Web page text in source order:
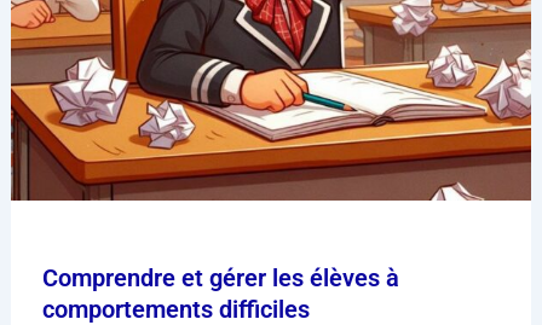
Comprendre et gérer les élèves à
comportements difficiles